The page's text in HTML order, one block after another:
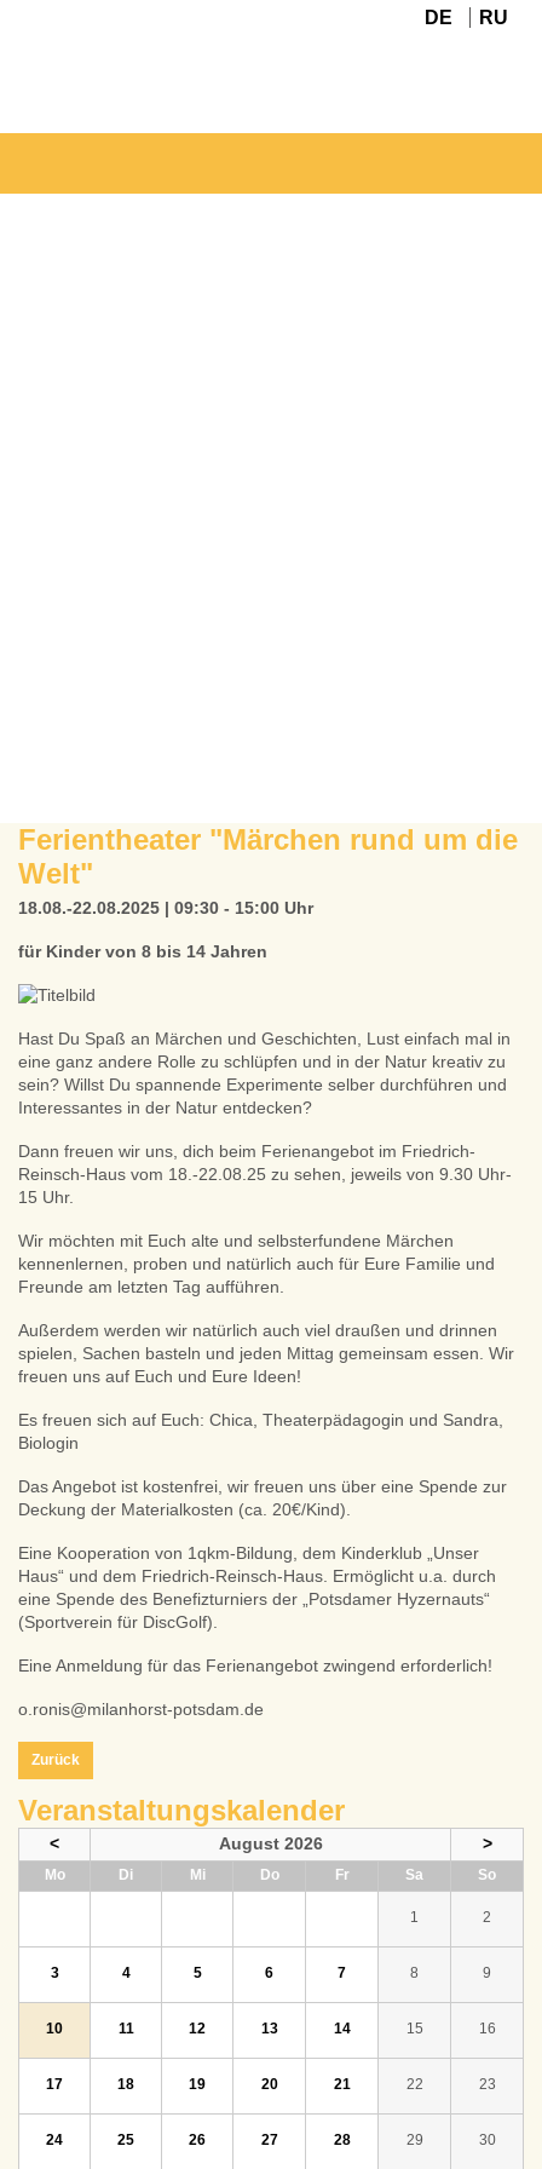
DE RU
Ferientheater "Märchen rund um die
Welt"
18.08.-22.08.2025 | 09:30 - 15:00 Uhr
für Kinder von 8 bis 14 Jahren
Hast Du Spaß an Märchen und Geschichten, Lust einfach mal in
eine ganz andere Rolle zu schlüpfen und in der Natur kreativ zu
sein? Willst Du spannende Experimente selber durchführen und
Interessantes in der Natur entdecken?
Dann freuen wir uns, dich beim Ferienangebot im Friedrich-
Reinsch-Haus vom 18.-22.08.25 zu sehen, jeweils von 9.30 Uhr-
15 Uhr.
Wir möchten mit Euch alte und selbsterfundene Märchen
kennenlernen, proben und natürlich auch für Eure Familie und
Freunde am letzten Tag aufführen.
Außerdem werden wir natürlich auch viel draußen und drinnen
spielen, Sachen basteln und jeden Mittag gemeinsam essen. Wir
freuen uns auf Euch und Eure Ideen!
Es freuen sich auf Euch: Chica, Theaterpädagogin und Sandra,
Biologin
Das Angebot ist kostenfrei, wir freuen uns über eine Spende zur
Deckung der Materialkosten (ca. 20€/Kind).
Eine Kooperation von 1qkm-Bildung, dem Kinderklub „Unser
Haus“ und dem Friedrich-Reinsch-Haus. Ermöglicht u.a. durch
eine Spende des Benefizturniers der „Potsdamer Hyzernauts“
(Sportverein für DiscGolf).
Eine Anmeldung für das Ferienangebot zwingend erforderlich!
o.ronis@milanhorst-potsdam.de
Zurück
Veranstaltungskalender
< August 2026 >
Montag Dienstag Mittwoch DonnerstagFreitag Sa Sonntag
1 2
3 4 5 6 7 8 9
10 11 12 13 14 15 16
17 18 19 20 21 22 23
24 25 26 27 28 29 30